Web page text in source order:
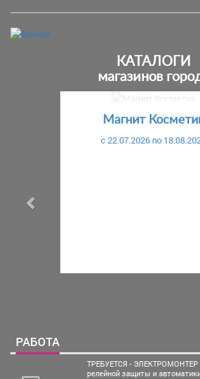
КАТАЛОГИ
магазинов
Магнит
c 22.07.2026 по
РАБОТА
ТРЕБУЕТСЯ - ЭЛЕКТРОМОНТЕР
релейной защиты и